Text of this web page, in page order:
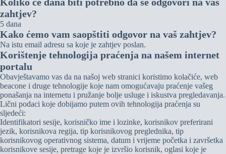
zahtjev?
5 dana
Kako ćemo vam saopštiti odgovor na vaš zahtjev?
Na istu email adresu sa koje je zahtjev poslan.
Korištenje tehnologija praćenja na našem internet
portalu
Obavještavamo vas da na našoj web stranici koristimo kolačiće, web
beacone i druge tehnologije koje nam omogućavaju praćenje vašeg
ponašanja na internetu i pružanje bolje usluge i iskustva pregledavanja.
Lični podaci koje dobijamo putem ovih tehnologija praćenja su
sljedeći:
Identifikatori sesije, korisničko ime i lozinke, korisnikov preferirani
jezik, korisnikova regija, tip korisnikovog preglednika, tip
korisnikovog operativnog sistema, datum i vrijeme početka i završetka
korisnikove sesije, pretrage koje je izvršio korisnik, oglasi koje je